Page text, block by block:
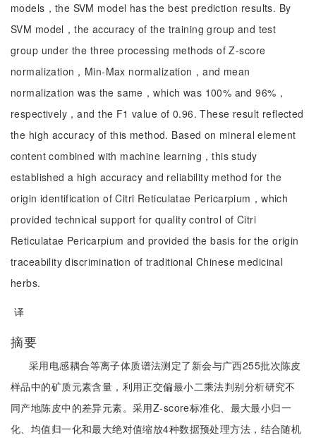
models，the SVM model has the best prediction results. By
SVM model，the accuracy of the training group and test
group under the three processing methods of Z-score
normalization，Min-Max normalization，and mean
normalization was the same，which was 100% and 96%，
respectively，and the F1 value of 0.96. These result reflected
the high accuracy of this method. Based on mineral element
content combined with machine learning，this study
established a high accuracy and reliability method for the
origin identification of Citri Reticulatae Pericarpium，which
provided technical support for quality control of Citri
Reticulatae Pericarpium and provided the basis for the origin
traceability discrimination of traditional Chinese medicinal
herbs.
译
摘要
采用电感耦合等离子体质谱法测定了新会与广西255批次陈皮
样品中的矿质元素含量，利用正交偏最小二乘法判别分析研究不
同产地陈皮中的差异元素。采用Z-score标准化、最大最小归一
化、均值归一化和最大绝对值缩放4种数据预处理方法，结合随机